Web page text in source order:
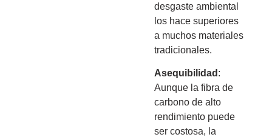
desgaste ambiental
los hace superiores
a muchos materiales
tradicionales.
Asequibilidad :
Aunque la fibra de
carbono de alto
rendimiento puede
ser costosa, la